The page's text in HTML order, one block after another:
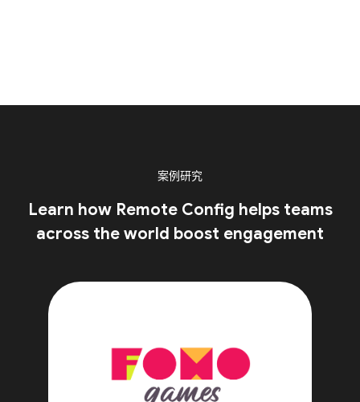
案例研究
Learn how Remote Config helps teams
across the world boost engagement